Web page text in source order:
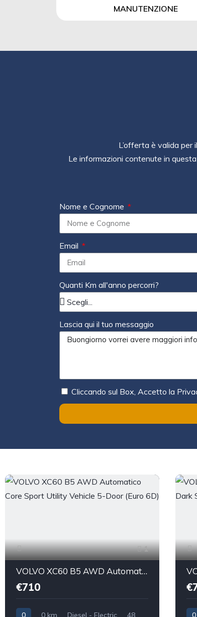
MANUTENZIONE
L’offerta è valida per
Le informazioni contenute in
Nome e Cognome
Email
Quanti Km all'anno percorri?
Lascia qui il tuo messaggio
Cliccando sul Box, Accetto la
1
VOLVO XC60 B5 AWD Automatico Core Sport Utility Vehicle 5-Door (Euro 6D)
€710
0 0 km Diesel - Electric
48
0